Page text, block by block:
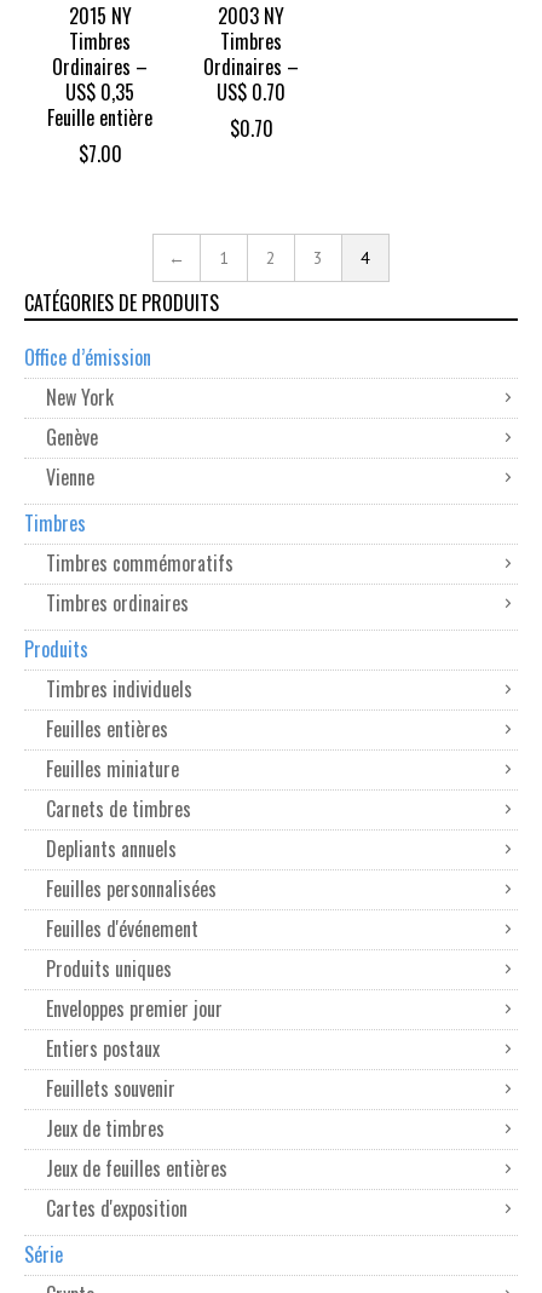
2015 NY
Timbres
Ordinaires –
US$ 0,35
Feuille entière
$7.00
2003 NY
Timbres
Ordinaires –
US$ 0.70
$0.70
← 1 2 3 4
CATÉGORIES DE PRODUITS
Office d’émission
New York
Genève
Vienne
Timbres
Timbres commémoratifs
Timbres ordinaires
Produits
Timbres individuels
Feuilles entières
Feuilles miniature
Carnets de timbres
Depliants annuels
Feuilles personnalisées
Feuilles d'événement
Produits uniques
Enveloppes premier jour
Entiers postaux
Feuillets souvenir
Jeux de timbres
Jeux de feuilles entières
Cartes d'exposition
Série